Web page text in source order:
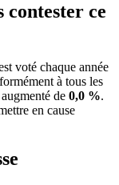
contester ce
voté chaque année
à tous les
de 0,0 %.
en cause